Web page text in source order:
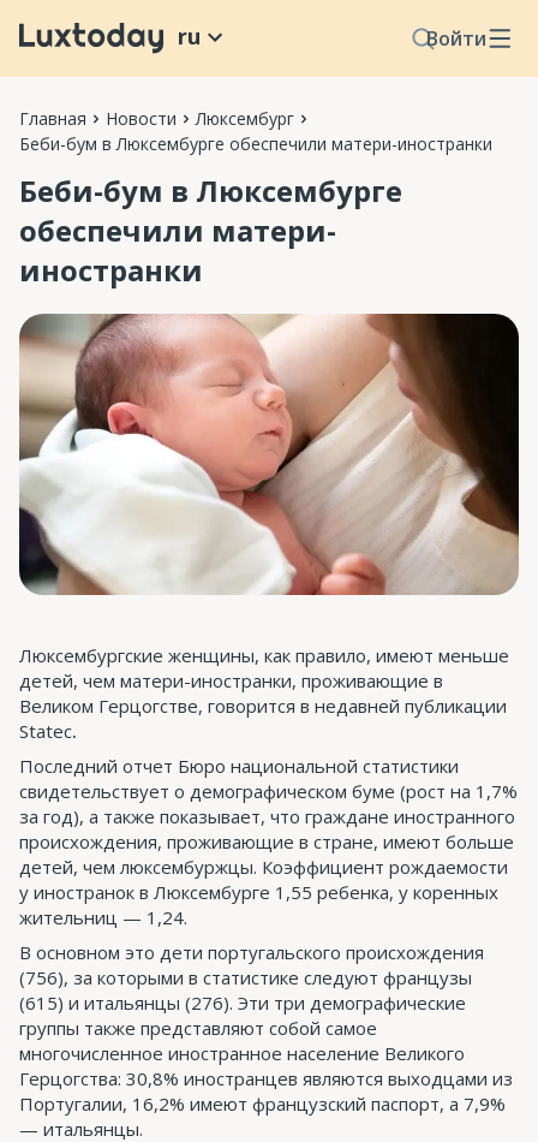
Войти
ru
Главная Новости
Люксембург
Беби-бум в Люксембурге обеспечили матери-иностранки
Беби-бум в Люксембурге
обеспечили матери-
иностранки
Люксембургские женщины, как правило, имеют меньше
детей, чем матери-иностранки, проживающие в
Великом Герцогстве, говорится в недавней публикации
Statec.
Последний отчет Бюро национальной статистики
свидетельствует о демографическом буме (рост на 1,7%
за год), а также показывает, что граждане иностранного
происхождения, проживающие в стране, имеют больше
детей, чем люксембуржцы. Коэффициент рождаемости
у иностранок в Люксембурге 1,55 ребенка, у коренных
жительниц — 1,24.
В основном это дети португальского происхождения
(756), за которыми в статистике следуют французы
(615) и итальянцы (276). Эти три демографические
группы также представляют собой самое
многочисленное иностранное население Великого
Герцогства: 30,8% иностранцев являются выходцами из
Португалии, 16,2% имеют французский паспорт, а 7,9%
— итальянцы.